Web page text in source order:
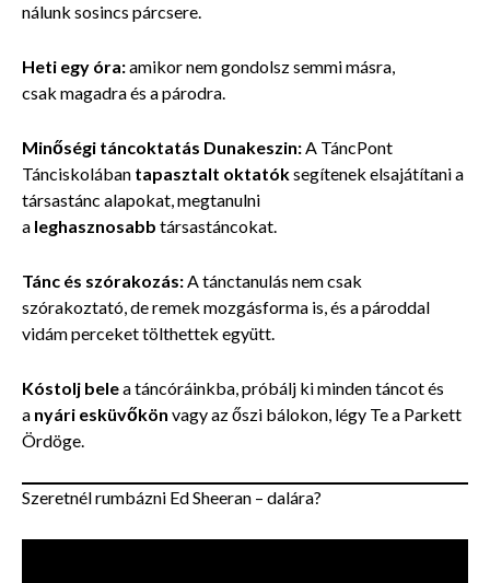
nálunk sosincs párcsere.
Heti egy óra:amikor nem gondolsz semmi másra,
csak magadraés a párodra.
Minőségi táncoktatás Dunakeszin:A TáncPont
Tánciskolában tapasztalt oktatóksegítenek elsajátítani a
társastánc alapokat, megtanulni
a leghasznosabb társastáncokat.
Tánc és szórakozás:A tánctanulás nem csak
szórakoztató, de remek mozgásforma is, és a pároddal
vidám perceket tölthettek együtt.
Kóstolj belea táncóráinkba,próbálj ki minden táncot és
a nyári esküvőkön vagy az őszi bálokon, légy Te a Parkett
Ördöge.
Szeretnél rumbázni Ed Sheeran – dalára?